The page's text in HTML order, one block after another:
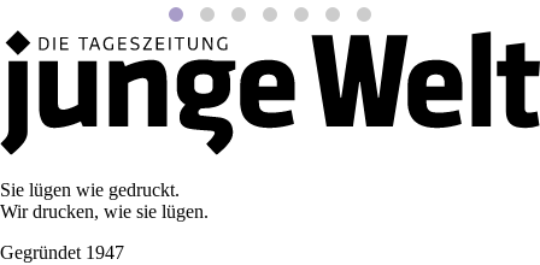
Sie lügen wie gedruckt.
Wir drucken, wie sie lügen.
Gegründet 1947